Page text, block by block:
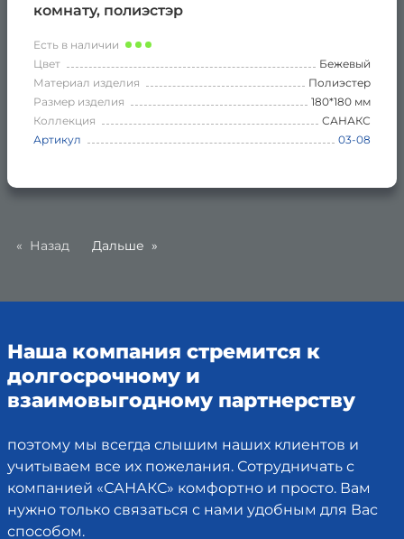
комнату, полиэстэр
Есть в наличии
Цвет
Бежевый
Материал изделия
Полиэстер
Размер изделия
180*180 мм
Коллекция
САНАКС
Артикул
03-08
Назад Дальше
Наша компания стремится к
долгосрочному и
взаимовыгодному партнерству
поэтому мы всегда слышим наших клиентов и
учитываем все их пожелания. Сотрудничать с
компанией «САНАКС» комфортно и просто. Вам
нужно только связаться с нами удобным для Вас
способом.